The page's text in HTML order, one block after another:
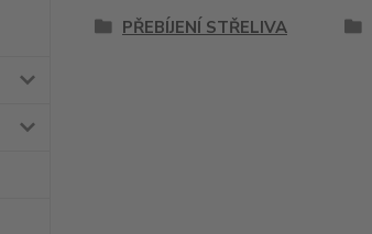
PŘEBÍJENÍ STŘELIVA